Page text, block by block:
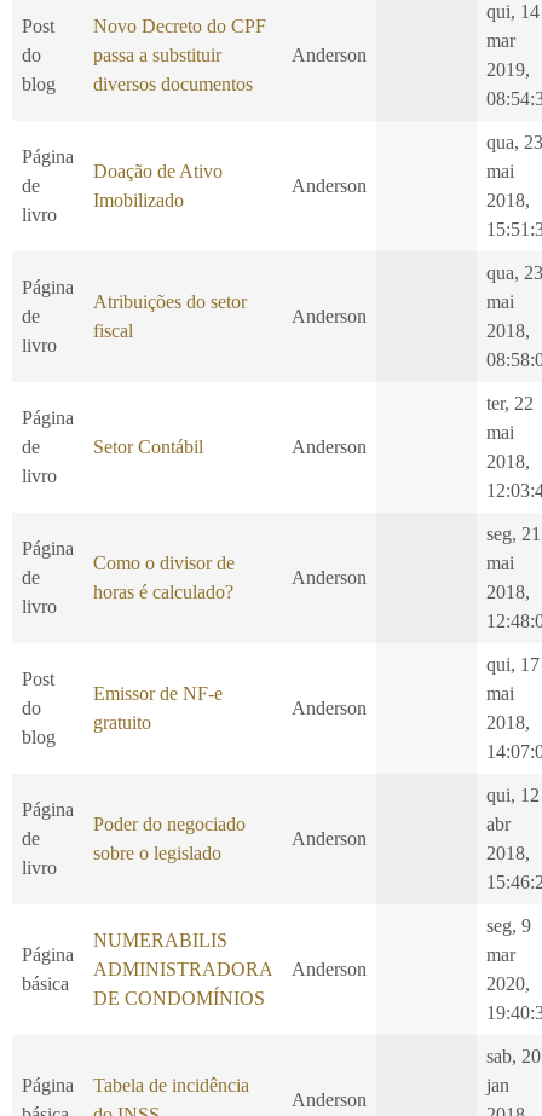
Post
do
blog
Novo Decreto do CPF
passa a substituir
diversos documentos
Anderson
qui, 14
mar
2019,
Página
de
livro
Doação de Ativo
Imobilizado
Anderson
qua, 23
mai
2018,
Página
de
livro
Atribuições do setor
fiscal
Anderson
qua, 23
mai
2018,
Página
de
livro
Setor Contábil Anderson
ter, 22
mai
2018,
Página
de
livro
Como o divisor de
horas é calculado?
Anderson
seg, 21
mai
2018,
Post
do
blog
Emissor de NF-e
gratuito
Anderson
qui, 17
mai
2018,
Página
de
livro
Poder do negociado
sobre o legislado
Anderson
qui, 12
abr
2018,
Página
básica
NUMERABILIS
ADMINISTRADORA
DE CONDOMÍNIOS
Anderson
seg, 9
mar
2020,
Página
Tabela de incidência
Anderson
sab, 20
jan